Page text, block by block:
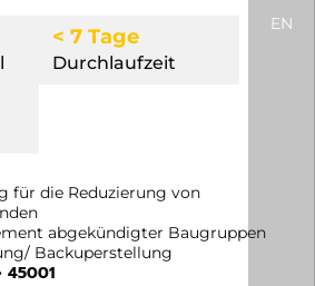
EN
< 7 Tage
Durchlaufzeit
für die Reduzierung von
abgekündigter Baugruppen
Backuperstellung
45001